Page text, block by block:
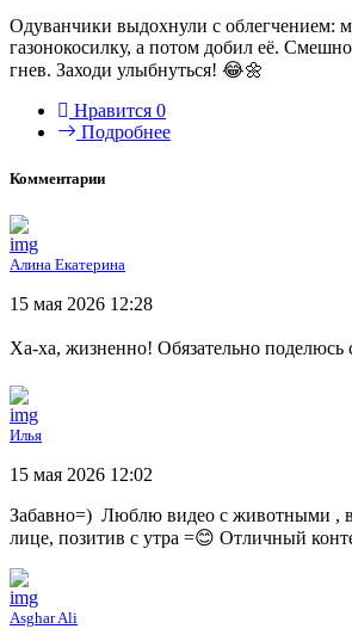
Одуванчики выдохнули с облегчением:
газонокосилку, а потом добил её.
гнев. Заходи улыбнуться! 😂🌼
Нравится 0
Подробнее
Комментарии
Алина Екатерина
15 мая 2026 12:28
Ха-ха, жизненно! Обязательно поделюсь
Илья
15 мая 2026 12:02
Забавно=) Люблю видео с животными ,
лице, позитив с утра =😊 Отличный
Asghar Ali